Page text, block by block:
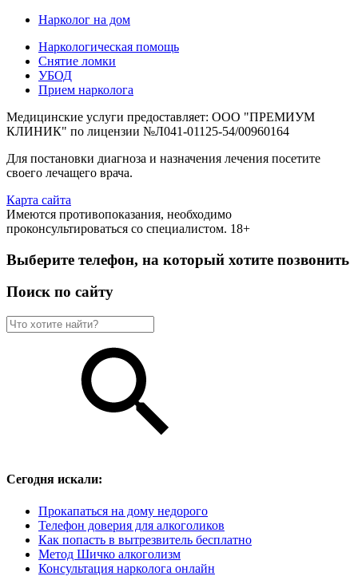
Нарколог на дом
Наркологическая помощь
Снятие ломки
УБОД
Прием нарколога
Медицинские услуги предоставляет: ООО "ПРЕМИУМ
КЛИНИК" по лицензии №Л041-01125-54/00960164
Для постановки диагноза и назначения лечения посетите
своего лечащего врача.
Карта сайта
Имеются противопоказания, необходимо
проконсультироваться со специалистом. 18+
Выберите телефон, на который хотите позвонить
Поиск по сайту
Сегодня искали:
Прокапаться на дому недорого
Телефон доверия для алкоголиков
Как попасть в вытрезвитель бесплатно
Метод Шичко алкоголизм
Консультация нарколога онлайн